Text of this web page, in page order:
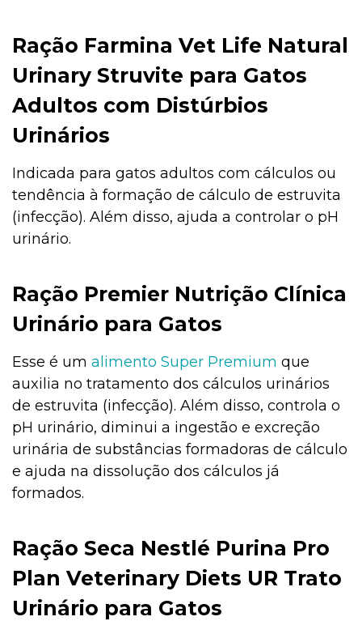
Ração Farmina Vet Life Natural
Urinary Struvite para Gatos
Adultos com Distúrbios
Urinários
Indicada para gatos adultos com cálculos ou
tendência à formação de cálculo de estruvita
(infecção). Além disso, ajuda a controlar o pH
urinário.
Ração Premier Nutrição Clínica
Urinário para Gatos
Esse é um alimento Super Premium que
auxilia no tratamento dos cálculos urinários
de estruvita (infecção). Além disso, controla o
pH urinário, diminui a ingestão e excreção
urinária de substâncias formadoras de cálculo
e ajuda na dissolução dos cálculos já
formados.
Ração Seca Nestlé Purina Pro
Plan Veterinary Diets UR Trato
Urinário para Gatos